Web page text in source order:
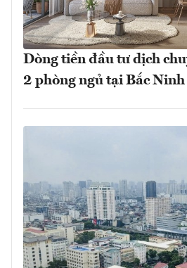
Dòng tiền đầu tư dịch
2 phòng ngủ tại Bắc Ninh